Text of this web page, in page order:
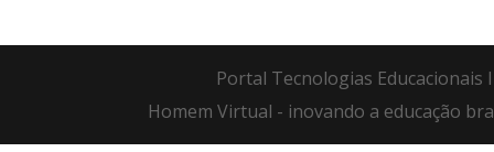
Portal Tecnologias Educacionais
Homem Virtual - inovando a educação